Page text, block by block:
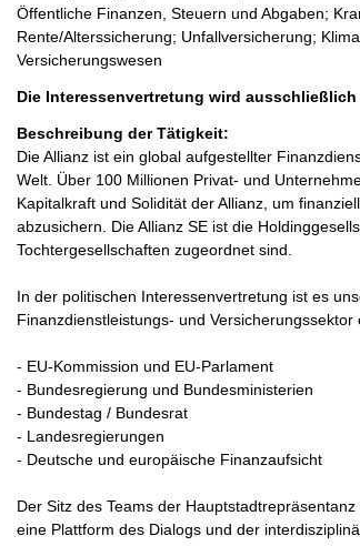
Öffentliche Finanzen, Steuern und Abgaben;
Rente/Alterssicherung; Unfallversicherung;
Versicherungswesen
Die Interessenvertretung wird
Beschreibung der Tätigkeit:
Die Allianz ist ein global aufgestellter
Welt. Über 100 Millionen Privat- und
Kapitalkraft und Solidität der Allianz, um
abzusichern. Die Allianz SE ist die
Tochtergesellschaften zugeordnet sind.
In der politischen Interessenvertretung ist es
Finanzdienstleistungs- und
- EU-Kommission und EU-Parlament
- Bundesregierung und Bundesministerien
- Bundestag / Bundesrat
- Landesregierungen
- Deutsche und europäische Finanzaufsicht
Der Sitz des Teams der
eine Plattform des Dialogs und der